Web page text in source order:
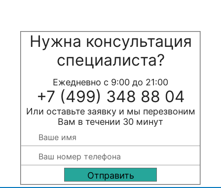
Нужна консультация
специалиста?
Ежедневно с 9:00 до 21:00
+7 (499) 348 88 04
Или оставьте заявку и мы перезвоним
Вам в течении 30 минут